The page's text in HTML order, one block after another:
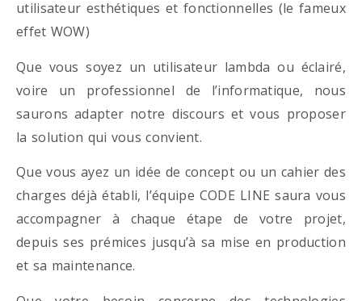
utilisateur esthétiques et fonctionnelles (le fameux
effet WOW)
Que vous soyez un utilisateur lambda ou éclairé,
voire un professionnel de l’informatique, nous
saurons adapter notre discours et vous proposer
la solution qui vous convient.
Que vous ayez un idée de concept ou un cahier des
charges déjà établi, l’équipe CODE LINE saura vous
accompagner à chaque étape de votre projet,
depuis ses prémices jusqu’à sa mise en production
et sa maintenance.